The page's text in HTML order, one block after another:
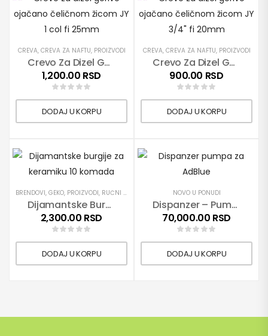
CREVA, CREVA ZA NAFTU, PROIZVODI
Crevo Za Dizel Gorivo Ojačano Čeličnom Žicom JY 1″ Fi 25mm
1,200.00 RSD
DODAJ U KORPU
CREVA, CREVA ZA NAFTU, PROIZVODI
Crevo Za Dizel Gorivo Ojačano Čeličnom Žicom JY 3/4″ Fi 20mm
900.00 RSD
DODAJ U KORPU
BRENDOVI, GEKO, PROIZVODI, RUČNI ALATI TURPIJE, REZNI I BRUSNI MATERIJAL
Dijamantske Burgije Za Keramiku 10 Komada
2,300.00 RSD
DODAJ U KORPU
NOVO U PONUDI
Dispanzer – Pumpa Za AdBlue
70,000.00 RSD
DODAJ U KORPU